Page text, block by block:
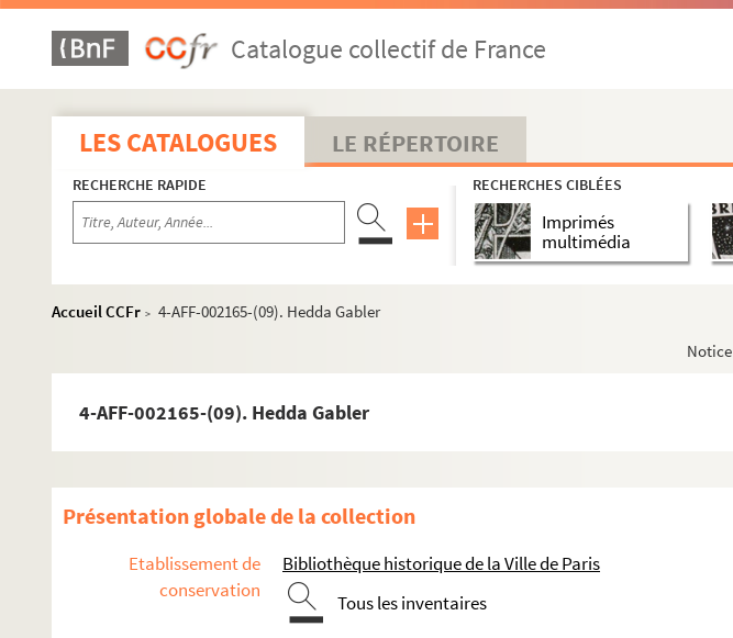
Catalogue collectif de France
LES CATALOGUES LE RÉPERTOIRE
RECHERCHE RAPIDE RECHERCHES CIBLÉES
Imprimés
multimédia
Accueil CCFr > 4-AFF-002165-(09). Hedda Gabler
Notice
4-AFF-002165-(09). Hedda Gabler
Présentation globale de la collection
Etablissement de
conservation
Bibliothèque historique de la Ville de Paris
Tous les inventaires
Studio Vendôme
Théâtre Albert Premier
Théâtre des Ambassadeurs
Théâtre des Ambassadeurs-Henri Bernstein
Théâtre de l'Avenue
Théâtre des Champs-Élysées
Théâtre Charles de Rochefort
Théâtre Fémina
Théâtre flottant
Théâtre du Grand Palais
Théâtre Marigny
Années 1906-1912
Direction Léon Volterra
Direction Simonne Volterra
Direction Elvire Popesco
Direction Jean Bodson
Direction Jean-Jacques Bricaire